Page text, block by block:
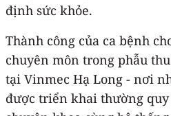
định sức khỏe.
Thành công của ca bệnh
chuyên môn trong phẫu
tại Vinmec Hạ Long - nơi
được triển khai thường